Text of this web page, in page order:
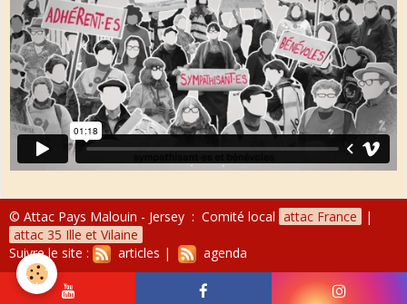
© Attac Pays Malouin - Jersey : Comité local attac France
|
attac 35 Ille et Vilaine
Suivre le site :
articles | agenda